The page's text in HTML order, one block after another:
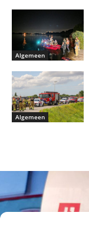
Algemeen
Algemeen